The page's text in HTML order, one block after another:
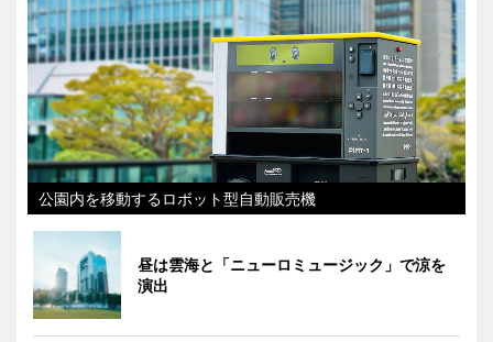
公園内を移動するロボット型自動販売機
昼は雲海と「ニューロミュージック」で涼を
演出